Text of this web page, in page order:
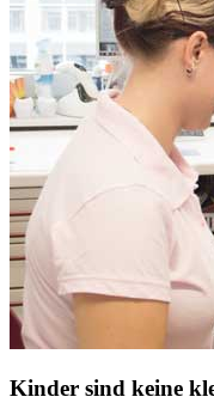
Kinder sind keine